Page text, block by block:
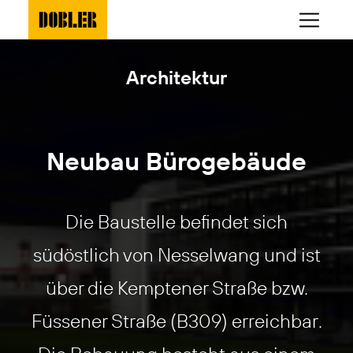
Architektur
Neubau Bürogebäude
Die Baustelle befindet sich
südöstlich von Nesselwang und ist
über die Kemptener Straße bzw.
Füssener Straße (B309) erreichbar.